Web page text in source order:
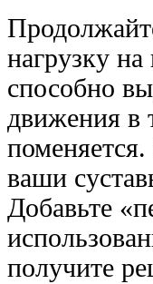
нагрузку
способно
движения в
ваши
Добавьте
получите